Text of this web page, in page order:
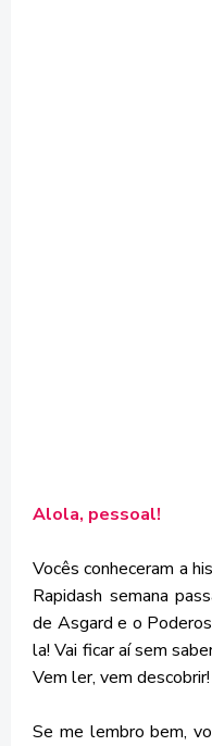
Alola, pessoal!
Vocês conheceram a
Rapidash semana
de Asgard e o
la! Vai ficar aí sem
Vem ler, vem descobrir!
Se me lembro bem,